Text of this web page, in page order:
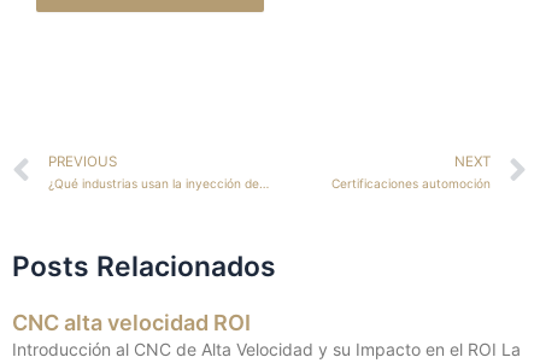
Ant
PREVIOUS NEXT
Certificaciones automoción
Posts Relacionados
CNC alta velocidad ROI
Introducción al CNC de Alta Velocidad y su Impacto en el ROI La